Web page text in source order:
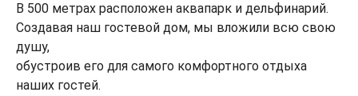
В 500 метрах расположен аквапарк и дельфинарий.
Создавая наш гостевой дом, мы вложили всю свою
душу,
обустроив его для самого комфортного отдыха
наших гостей.